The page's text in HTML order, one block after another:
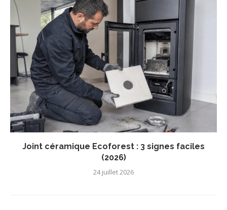
Joint céramique Ecoforest : 3 signes faciles
(2026)
24 juillet 2026